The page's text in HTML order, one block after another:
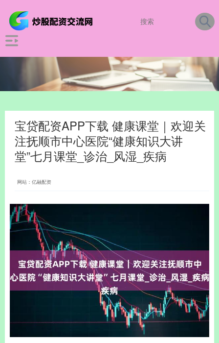
宝贷配资APP下载 健康课堂｜欢迎关
注抚顺市中心医院“健康知识大讲
堂”七月课堂_诊治_风湿_疾病
网站：亿融配资